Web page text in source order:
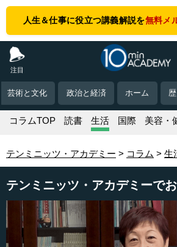
人生＆仕事に役立つ講義解説を無料メ
注目
芸術と文化 政治と経済 ホーム
コラムTOP 読書 生活 国際 美容・
テンミニッツ・アカデミー コラム 生
テンミニッツ・アカデミーで